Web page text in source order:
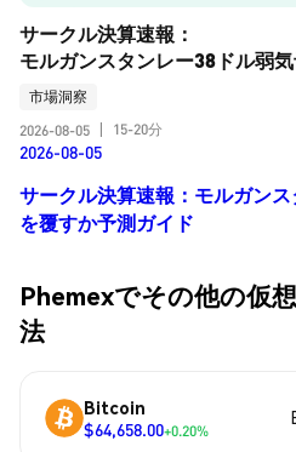
サークル決算速報：
モルガンスタンレー38ドル弱
市場洞察
2026-08-05
15-20分
2026-08-05
サークル決算速報：モルガン
を覆すか予測ガイド
Phemexでその他の仮
法
Bitcoin
$64,658.00+0.20%